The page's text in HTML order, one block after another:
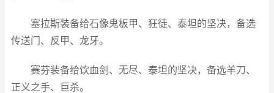
塞拉斯装备给石像鬼板甲、狂徒、泰坦的坚决，备选
传送门、反甲、龙牙。
赛芬装备给饮血剑、无尽、泰坦的坚决，备选羊刀、
正义之手、巨杀。